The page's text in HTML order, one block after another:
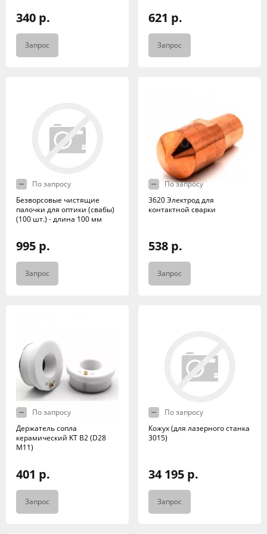
340 р.
Запрос
621 р.
Запрос
По запросу
Безворсовые чистящие
палочки для оптики (свабы)
(100 шт.) - длина 100 мм
995 р.
Запрос
По запросу
3620 Электрод для
контактной сварки
538 р.
Запрос
По запросу
Держатель сопла
керамический KT B2 (D28
M11)
401 р.
Запрос
По запросу
Кожух (для лазерного станка
3015)
34 195 р.
Запрос